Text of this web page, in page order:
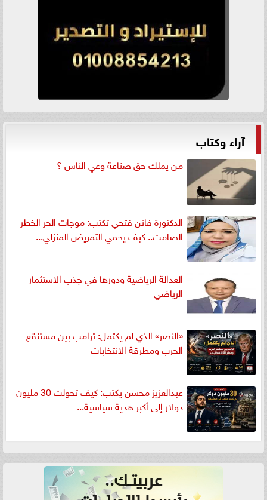
آراء وكتاب
من يملك حق صناعة وعي الناس ؟
الدكتورة فاتن فتحي تكتب: موجات الحر الخطر
الصامت.. كيف يحمي التمريض المنزلي...
العدالة الرياضية ودورها في جذب الاستثمار
الرياضي
«النصر» الذي لم يكتمل: ترامب بين مستنقع
الحرب ومطرقة الانتخابات
عبدالعزيز محسن يكتب: كيف تحولت 30 مليون
دولار إلى أكبر هدية سياسية...